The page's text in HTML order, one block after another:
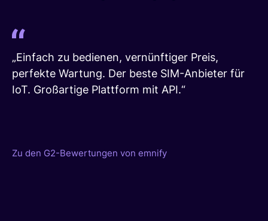
„Einfach zu bedienen, vernünftiger Preis,
perfekte Wartung. Der beste SIM-Anbieter für
IoT. Großartige Plattform mit API.“
Zu den G2-Bewertungen von emnify